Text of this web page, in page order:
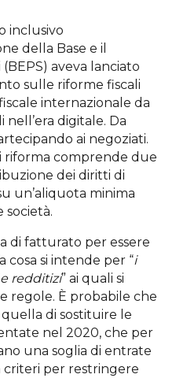
inclusivo
della Base e il
aveva lanciato
sulle riforme fiscali
internazionale da
digitale. Da
ai negoziati.
riforma comprende due
dei diritti di
un’aliquota minima
società.
di fatturato per essere
cosa si intende per “i
redditizi” ai quali si
regole. È probabile che
quella di sostituire le
nel 2020, che per
una soglia di entrate
criteri per restringere